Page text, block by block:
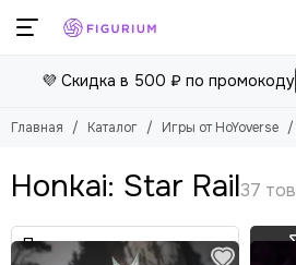
Игры от HoYoverse
Смотреть все товары
Genshin Impact
💜 Скидка в 500 ₽ по промокоду
Главная Каталог Игры от HoYoverse
Honkai: Star Rail